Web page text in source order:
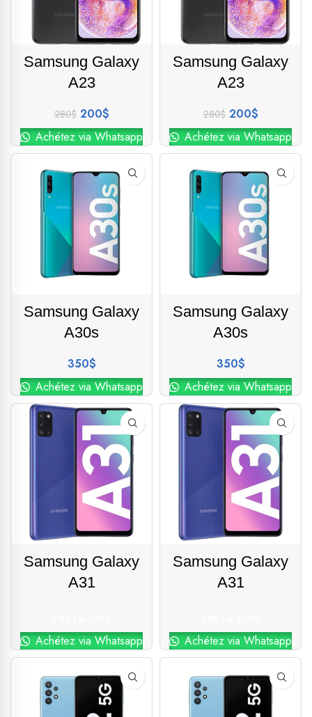
Samsung Galaxy
A23
280$ 200$
Achétez via Whatsapp
Samsung Galaxy
A23
280$ 200$
Achétez via Whatsapp
Samsung Galaxy
A30s
350$
Achétez via Whatsapp
Samsung Galaxy
A30s
350$
Achétez via Whatsapp
Samsung Galaxy
A31
Achétez via Whatsapp
Samsung Galaxy
A31
Achétez via Whatsapp